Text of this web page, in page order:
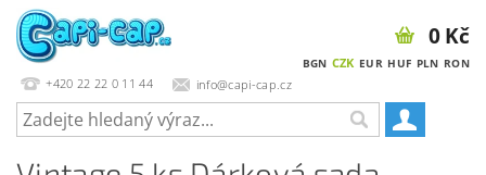
+420 22 22 0 11 44 info@capi-cap.cz
BGN CZK EUR HUF PLN RON
0 Kč